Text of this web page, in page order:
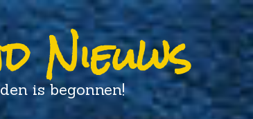
Nieuws
is begonnen!